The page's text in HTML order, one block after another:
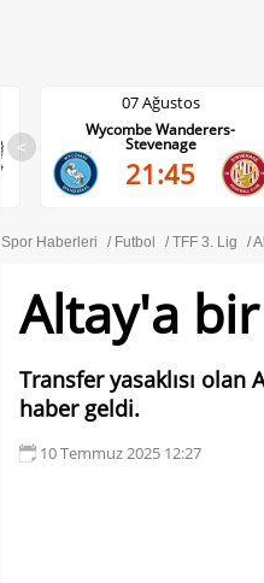
<
07 Ağustos
Middlesbrough-Wrexham
22:00
Spor Haberleri Futbol TFF 3. Lig
Altay'a
Transfer yasaklısı
haber geldi.
10 Temmuz 2025 12:27